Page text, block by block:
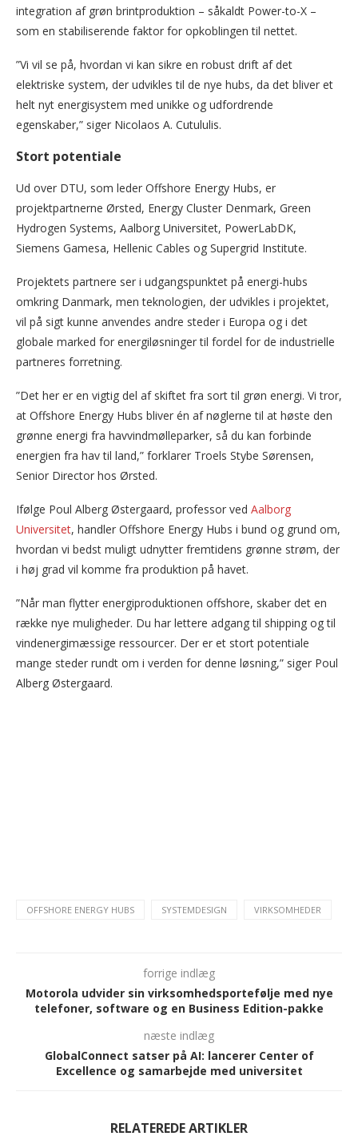
integration af grøn brintproduktion – såkaldt Power-to-X –
som en stabiliserende faktor for opkoblingen til nettet.
”Vi vil se på, hvordan vi kan sikre en robust drift af det
elektriske system, der udvikles til de nye hubs, da det bliver et
helt nyt energisystem med unikke og udfordrende
egenskaber,” siger Nicolaos A. Cutululis.
Stort potentiale
Ud over DTU, som leder Offshore Energy Hubs, er
projektpartnerne Ørsted, Energy Cluster Denmark, Green
Hydrogen Systems, Aalborg Universitet, PowerLabDK,
Siemens Gamesa, Hellenic Cables og Supergrid Institute.
Projektets partnere ser i udgangspunktet på energi-hubs
omkring Danmark, men teknologien, der udvikles i projektet,
vil på sigt kunne anvendes andre steder i Europa og i det
globale marked for energiløsninger til fordel for de industrielle
partneres forretning.
”Det her er en vigtig del af skiftet fra sort til grøn energi. Vi tror,
at Offshore Energy Hubs bliver én af nøglerne til at høste den
grønne energi fra havvindmølleparker, så du kan forbinde
energien fra hav til land,” forklarer Troels Stybe Sørensen,
Senior Director hos Ørsted.
Ifølge Poul Alberg Østergaard, professor ved Aalborg
Universitet, handler Offshore Energy Hubs i bund og grund om,
hvordan vi bedst muligt udnytter fremtidens grønne strøm, der
i høj grad vil komme fra produktion på havet.
”Når man flytter energiproduktionen offshore, skaber det en
række nye muligheder. Du har lettere adgang til shipping og til
vindenergimæssige ressourcer. Der er et stort potentiale
mange steder rundt om i verden for denne løsning,” siger Poul
Alberg Østergaard.
OFFSHORE ENERGY HUBS SYSTEMDESIGN VIRKSOMHEDER
forrige indlæg
Motorola udvider sin virksomhedsportefølje med nye
telefoner, software og en Business Edition-pakke
næste indlæg
GlobalConnect satser på AI: lancerer Center of
Excellence og samarbejde med universitet
RELATEREDE ARTIKLER